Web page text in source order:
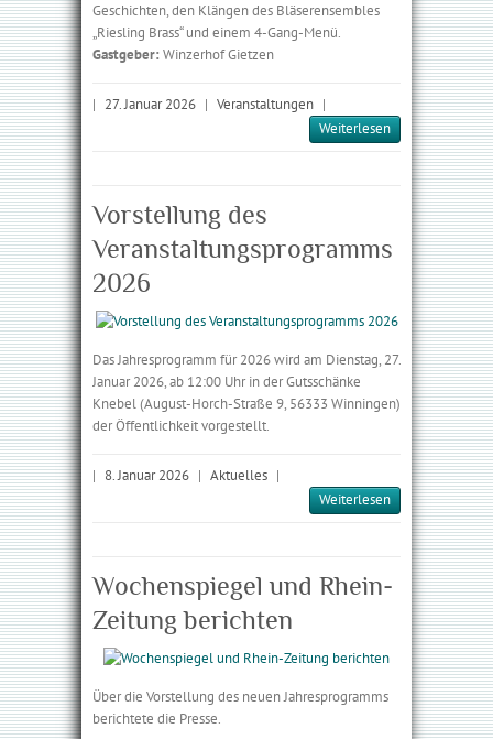
Geschichten, den Klängen des Bläserensembles
„Riesling Brass“ und einem 4-Gang-Menü.
Gastgeber: Winzerhof Gietzen
| 27. Januar 2026 | Veranstaltungen |
Weiterlesen
Vorstellung des
Veranstaltungsprogramms
2026
Das Jahresprogramm für 2026 wird am Dienstag, 27.
Januar 2026, ab 12:00 Uhr in der Gutsschänke
Knebel (August-Horch-Straße 9, 56333 Winningen)
der Öffentlichkeit vorgestellt.
| 8. Januar 2026 | Aktuelles |
Weiterlesen
Wochenspiegel und Rhein-
Zeitung berichten
Über die Vorstellung des neuen Jahresprogramms
berichtete die Presse.